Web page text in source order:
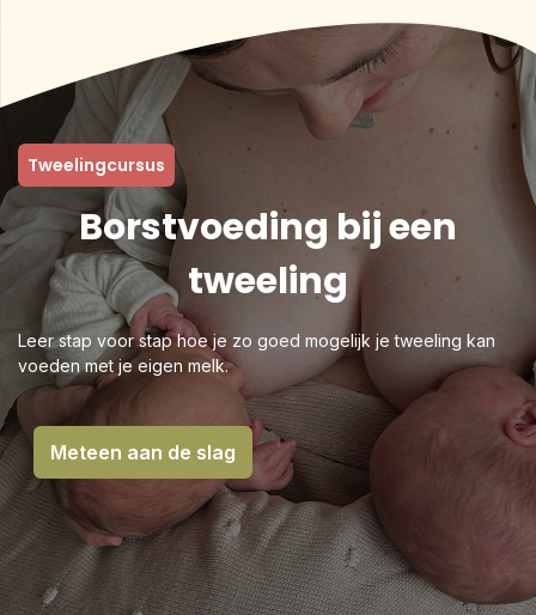
Tweelingcursus
Borstvoeding bij een
tweeling
Leer stap voor stap hoe je zo goed mogelijk je tweeling kan
voeden met je eigen melk.
Meteen aan de slag